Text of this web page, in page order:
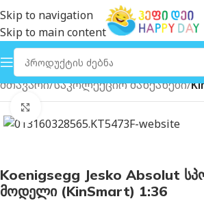
Skip to navigation
Skip to main content
მთავარი საკოლექციო მანქანები
Koenigsegg Jesko Absolut
მოდელი (KinSmart) 1:36